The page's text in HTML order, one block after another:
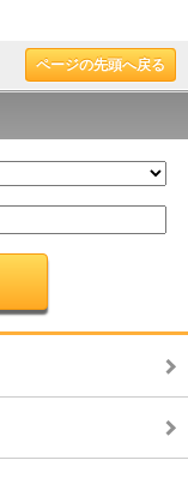
ページの先頭へ戻る